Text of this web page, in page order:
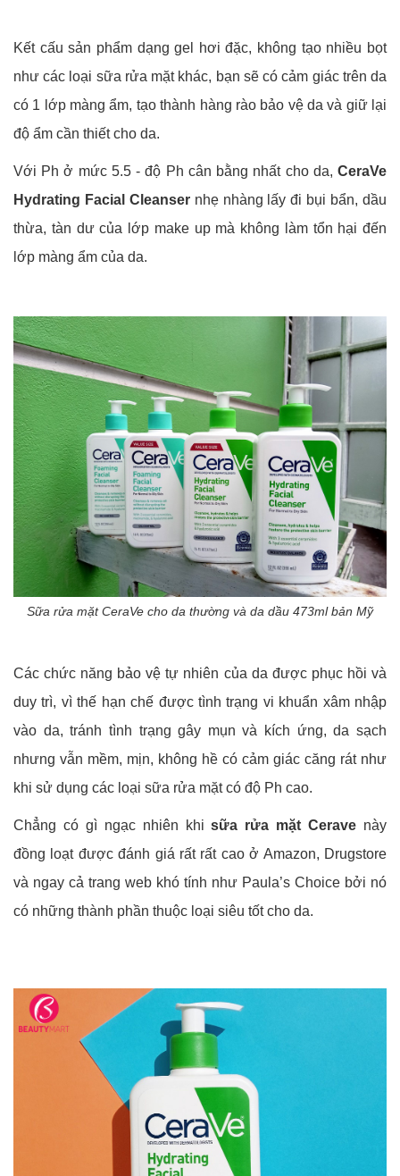
​Kết cấu sản phẩm dạng gel hơi đặc, không tạo nhiều bọt
như các loại sữa rửa mặt khác, bạn sẽ có cảm giác trên da
có 1 lớp màng ẩm, tạo thành hàng rào bảo vệ da và giữ lại
độ ẩm cần thiết cho da.
Với Ph ở mức 5.5 - độ Ph cân bằng nhất cho da, CeraVe
Hydrating Facial Cleansernhẹ nhàng lấy đi bụi bẩn, dầu
thừa, tàn dư của lớp make up mà không làm tổn hại đến
lớp màng ẩm của da.
Sữa rửa mặt CeraVe cho da thường và da dầu 473ml bản Mỹ
Các chức năng bảo vệ tự nhiên của da được phục hồi và
duy trì, vì thế hạn chế được tình trạng vi khuẩn xâm nhập
vào da, tránh tình trạng gây mụn và kích ứng, da sạch
nhưng vẫn mềm, mịn, không hề có cảm giác căng rát như
khi sử dụng các loại sữa rửa mặt có độ Ph cao.
Chẳng có gì ngạc nhiên khisữa rửa mặt Cerave này
đồng loạt được đánh giá rất rất cao ở Amazon, Drugstore
và ngay cả trang web khó tính như Paula’s Choice bởi nó
có những thành phần thuộc loại siêu tốt cho da.